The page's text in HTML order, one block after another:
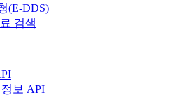
(E-DDS)
검색
보 API